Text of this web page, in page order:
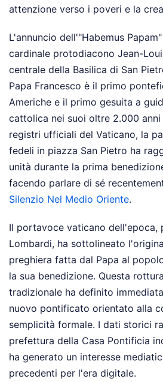
attenzione verso i poveri e la
L'annuncio dell'"Habemus
cardinale protodiacono Jean-
centrale della Basilica di San
Papa Francesco è il primo
Americhe e il primo gesuita a
cattolica nei suoi oltre 2.000
registri ufficiali del Vaticano, la
fedeli in piazza San Pietro ha
unità durante la prima
facendo parlare di sé
Silenzio Nel Medio Oriente.
Il portavoce vaticano dell'epoca,
Lombardi, ha sottolineato
preghiera fatta dal Papa al
la sua benedizione. Questa
tradizionale ha definito
nuovo pontificato orientato alla
semplicità formale. I dati storici
prefettura della Casa Pontificia
ha generato un interesse
precedenti per l'era digitale.